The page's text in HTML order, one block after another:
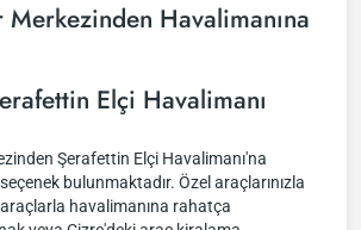
Merkezinden Havalimanına
Elçi Havalimanı
Şerafettin Elçi Havalimanı'na
bulunmaktadır. Özel araçlarınızla
araçlarla havalimanına rahatça